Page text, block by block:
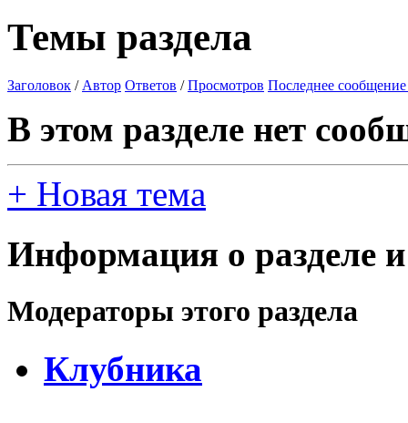
Темы раздела
Заголовок / Автор Ответов /Просмотров Последнее сообщение
В этом разделе нет
+ Новая тема
Информация о разделе
Модераторы этого раздела
Клубника